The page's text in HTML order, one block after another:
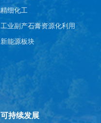
精细化工
工业副产石膏资源化利用
新能源板块
可持续发展